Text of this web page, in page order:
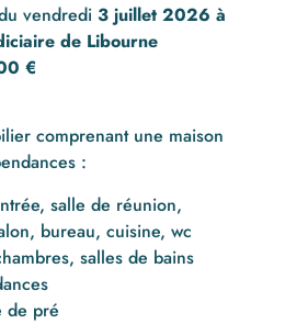
vendredi3 juillet 2026 à
de Libourne
€
comprenant une maison
:
salle de réunion,
bureau, cuisine, wc
salles de bains
de pré